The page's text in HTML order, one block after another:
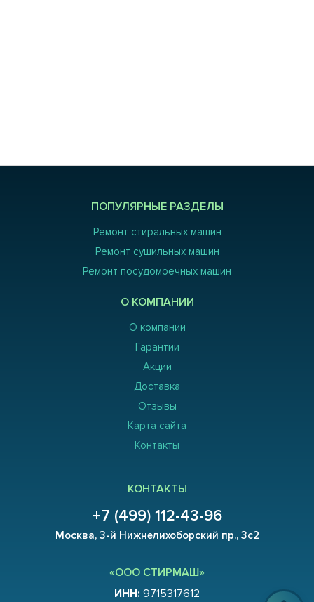
ПОПУЛЯРНЫЕ РАЗДЕЛЫ
Ремонт стиральных машин
Ремонт сушильных машин
Ремонт посудомоечных машин
О КОМПАНИИ
О компании
Гарантии
Акции
Доставка
Отзывы
Карта сайта
Контакты
КОНТАКТЫ
+7 (499) 112-43-96
Москва, 3-й Нижнелихоборский пр., 3с2
«ООО СТИРМАШ»
ИНН: 9715317612